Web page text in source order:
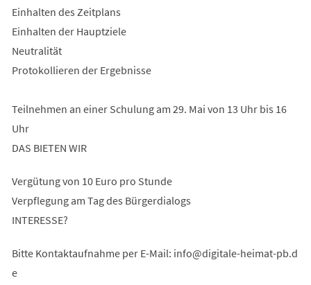
Einhalten des Zeitplans
Einhalten der Hauptziele
Neutralität
Protokollieren der Ergebnisse
Teilnehmen an einer Schulung am 29. Mai von 13 Uhr bis 16
Uhr
DAS BIETEN WIR
Vergütung von 10 Euro pro Stunde
Verpflegung am Tag des Bürgerdialogs
INTERESSE?
Bitte Kontaktaufnahme per E-Mail: info digitale-heimat-pb d
e